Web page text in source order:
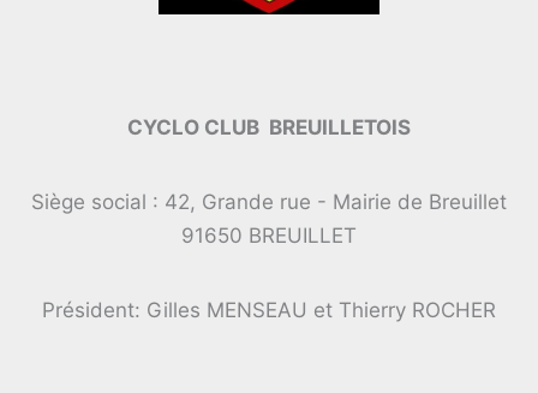
CYCLO CLUB BREUILLETOIS
Siège social : 42, Grande rue - Mairie de Breuillet
91650 BREUILLET
Président: Gilles MENSEAU et Thierry ROCHER